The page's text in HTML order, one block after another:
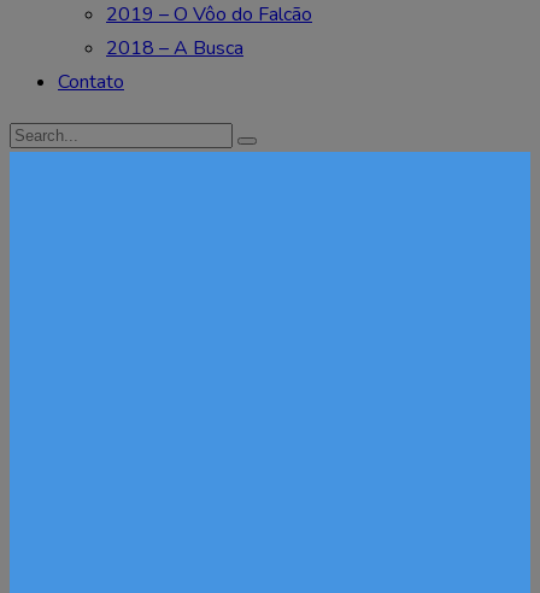
2019 – O Vôo do Falcão
2018 – A Busca
Contato